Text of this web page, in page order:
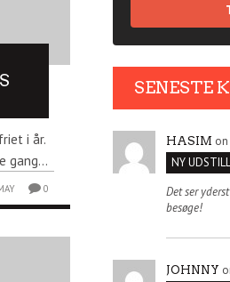
i år.
gang...
0
SENESTE
HASIM on
Det ser
besøge!
JOHNNY